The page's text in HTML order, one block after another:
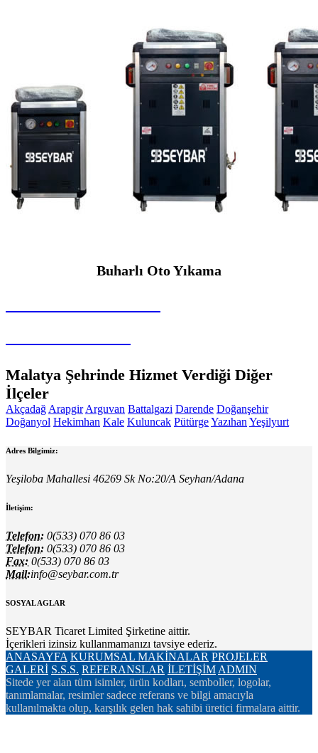
Buharlı Oto Yıkama
Malatya Şehrinde Hizmet Verdiği Diğer
İlçeler
Akçadağ Arapgir Arguvan Battalgazi Darende Doğanşehir
Doğanyol Hekimhan Kale Kuluncak PütürgeYazıhan Yeşilyurt
Adres Bilgimiz:
Yeşiloba Mahallesi 46269 Sk No:20/A Seyhan/Adana
İletişim:
Telefon: 0(533) 070 86 03
Telefon: 0(533) 070 86 03
Fax: 0(533) 070 86 03
Mail:info@seybar.com.tr
SOSYAL AGLAR
SEYBAR Ticaret Limited Şirketine aittir.
İçerikleri izinsiz kullanmamanızı tavsiye ederiz.
ANASAYFA KURUMSAL MAKİNALAR PROJELER
GALERİ S.S.S. REFERANSLAR İLETİŞİM ADMIN
Sitede yer alan tüm isimler, ürün kodları, semboller, logolar,
tanımlamalar, resimler sadece referans ve bilgi amacıyla
kullanılmakta olup, karşılık gelen hak sahibi üretici firmalara aittir.